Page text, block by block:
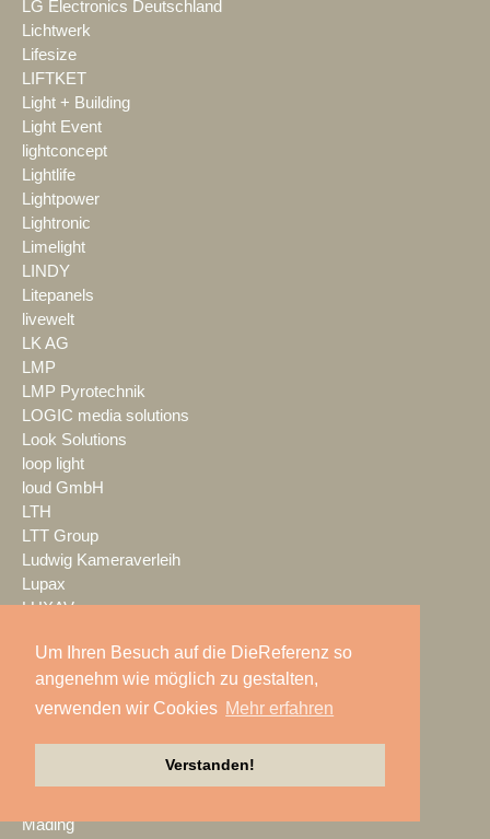
Um Ihren Besuch auf die DieReferenz so
angenehm wie möglich zu gestalten,
verwenden wir Cookies Mehr erfahren
Verstanden!
LG Electronics Deutschland
Lichtwerk
Lifesize
LIFTKET
Light + Building
Light Event
lightconcept
Lightlife
Lightpower
Lightronic
Limelight
LINDY
Litepanels
livewelt
LK AG
LMP
LMP Pyrotechnik
LOGIC media solutions
Look Solutions
loop light
loud GmbH
LTH
LTT Group
Ludwig Kameraverleih
Lupax
LUXAV
m.i.b
MA Lighting
mac. brand spaces
Mäding